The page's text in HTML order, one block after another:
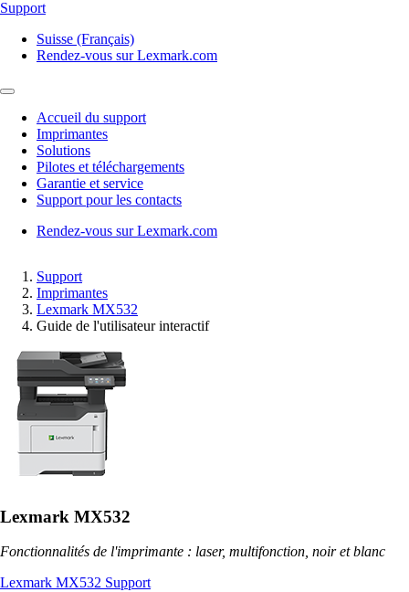
Support
Suisse (Français)
Rendez-vous sur Lexmark.com
Accueil du support
Imprimantes
Solutions
Pilotes et téléchargements
Garantie et service
Support pour les contacts
Rendez-vous sur Lexmark.com
Support
Imprimantes
Lexmark MX532
Guide de l'utilisateur interactif
Lexmark MX532
Fonctionnalités de l'imprimante : laser, multifonction, noir et blanc
Lexmark MX532 Support